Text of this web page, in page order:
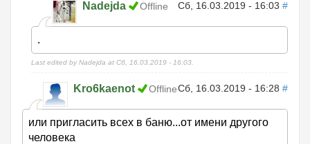
Nadejda Offline Сб, 16.03.2019 - 16:03 #
.
Last edited by Nadejda at Сб, 16.03.2019 - 16:03.
Kro6kaenot OfflineСб, 16.03.2019 - 16:28 #
или пригласить всех в баню...от имени другого
человека